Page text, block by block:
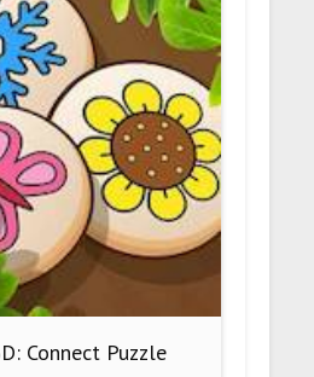
Connect Puzzle